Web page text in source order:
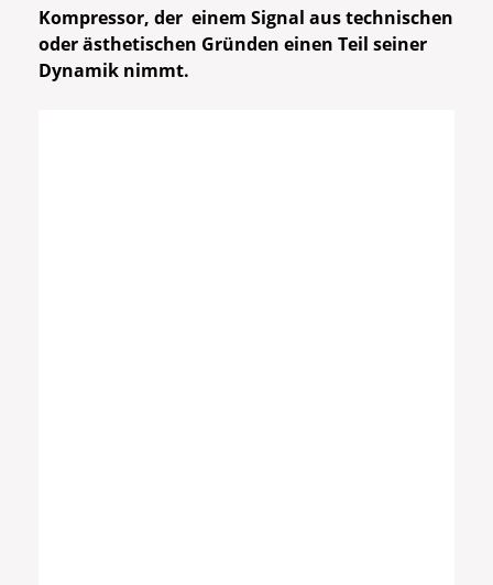
Kompressor, der einem Signal aus technischen
oder ästhetischen Gründen einen Teil seiner
Dynamik nimmt.